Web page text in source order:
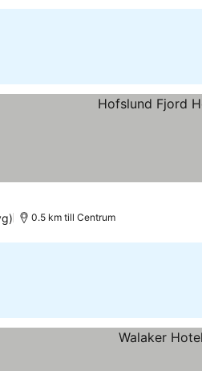
0.5 km till Centrum